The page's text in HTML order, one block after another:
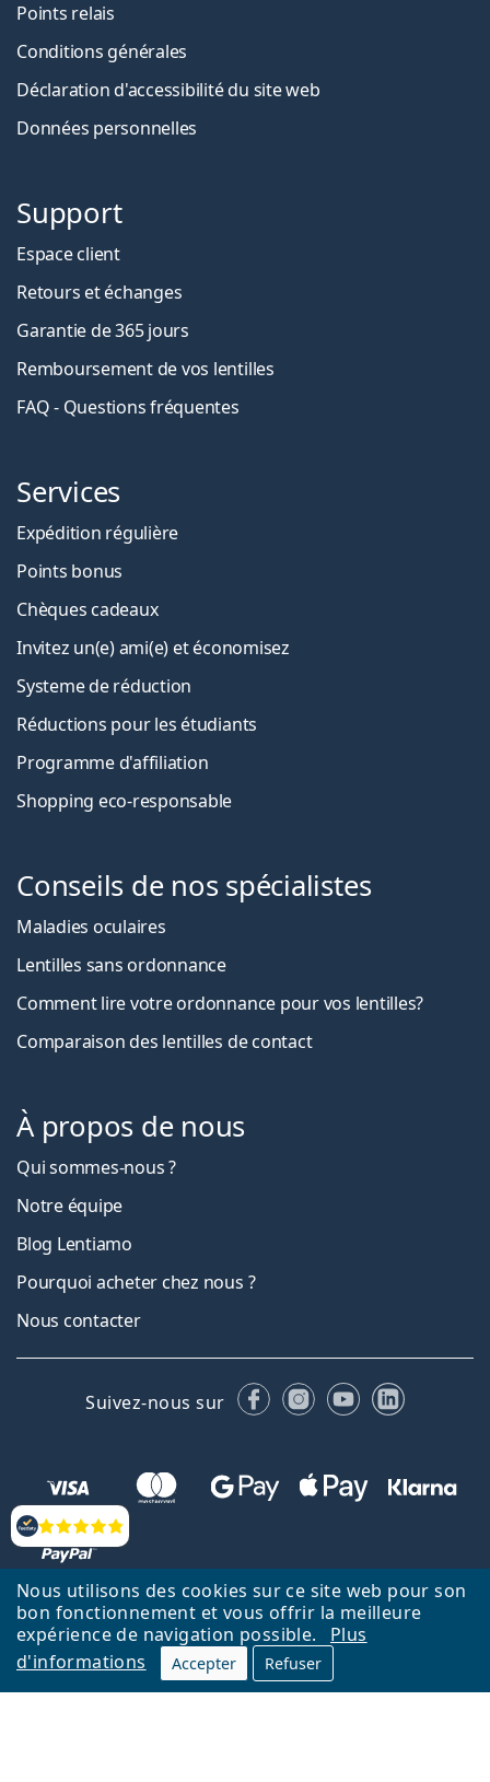
Nous utilisons des cookies sur ce site web pour son
bon fonctionnement et vous offrir la meilleure
expérience de navigation possible.
Plus
d'informations
Accepter Refuser
Évaluation
Points relais
Conditions générales
Déclaration d'accessibilité du site web
Données personnelles
Support
Espace client
Retours et échanges
Garantie de 365 jours
Remboursement de vos lentilles
FAQ - Questions fréquentes
Services
Expédition régulière
Points bonus
Chèques cadeaux
Invitez un(e) ami(e) et économisez
Systeme de réduction
Réductions pour les étudiants
Programme d'affiliation
Shopping eco-responsable
Conseils de nos spécialistes
Maladies oculaires
Lentilles sans ordonnance
Comment lire votre ordonnance pour vos lentilles?
Comparaison des lentilles de contact
À propos de nous
Qui sommes-nous ?
Notre équipe
Blog Lentiamo
Pourquoi acheter chez nous ?
Nous contacter
Suivez-nous sur FacebookInstagram
YouTubeLinkedIn
Retour à la page d'accueil
Haut
Lentiamo.fr est géré et exploité par Lentiamo s.r.o., République
Un service en ligne pour vous depuis 18 ans.